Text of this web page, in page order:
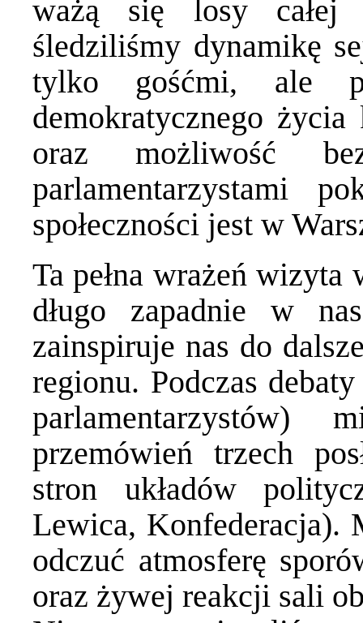
ważą się losy całej
śledziliśmy dynamikę
tylko gośćmi, ale
demokratycznego
oraz możliwość
parlamentarzystami
społeczności jest w
Ta pełna wrażeń
długo zapadnie w
zainspiruje nas do
regionu. Podczas
parlamentarzystów)
przemówień trzech
stron układów
Lewica, Konfederacja).
odczuć atmosferę
oraz żywej reakcji sali